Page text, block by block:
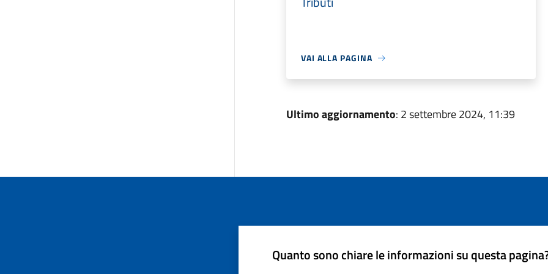
VAI ALLA PAGINA
Ultimo aggiornamento: 2 settembre 2024, 11:39
Quanto sono chiare le informazioni su questa